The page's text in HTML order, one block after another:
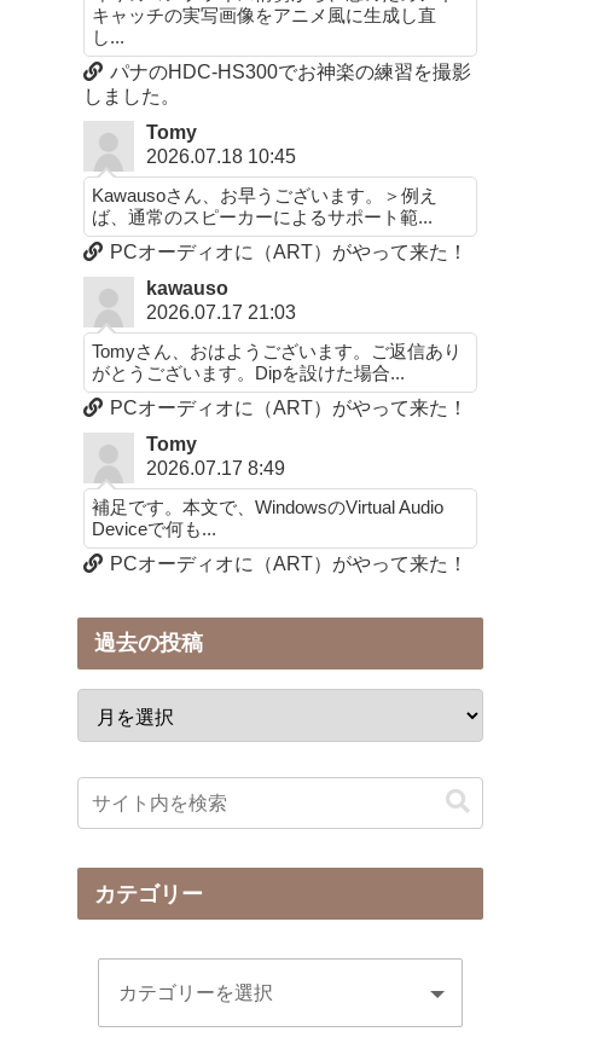
キャッチの実写画像をアニメ風に生成し直
し...
パナのHDC-HS300でお神楽の練習を撮影
しました。
Tomy
2026.07.18 10:45
Kawausoさん、お早うございます。＞例え
ば、通常のスピーカーによるサポート範...
PCオーディオに（ART）がやって来た！
kawauso
2026.07.17 21:03
Tomyさん、おはようございます。ご返信あり
がとうございます。Dipを設けた場合...
PCオーディオに（ART）がやって来た！
Tomy
2026.07.17 8:49
補足です。本文で、WindowsのVirtual Audio
Deviceで何も...
PCオーディオに（ART）がやって来た！
過去の投稿
カテゴリー